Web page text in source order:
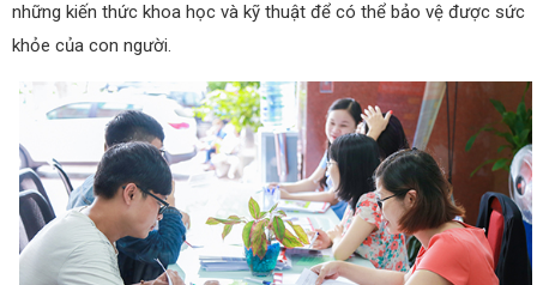
những kiến thức khoa học và kỹ thuật để có thể bảo vệ được sức
khỏe của con người.